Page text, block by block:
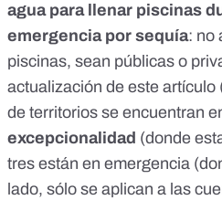
agua para llenar piscinas
emergencia por sequía: no
piscinas, sean públicas o
actualización de este artículo
de territorios se encuentran
excepcionalidad (donde
tres están en emergencia
lado, sólo se aplican a las